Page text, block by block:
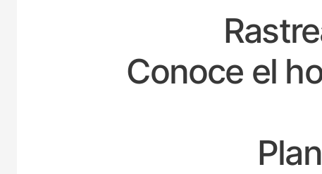
Conoce el